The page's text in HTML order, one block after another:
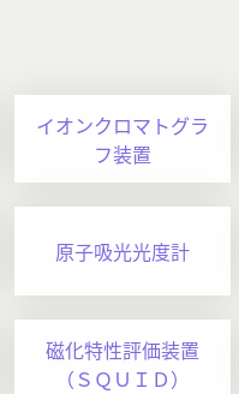
イオンクロマトグラ
フ装置
原子吸光光度計
磁化特性評価装置
（ＳＱＵＩＤ）